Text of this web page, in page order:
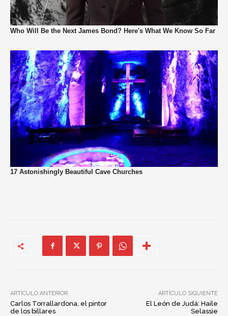
ARTÍCULO ANTERIOR
Carlos Torrallardona, el pintor
de los billares
ARTÍCULO SIGUIENTE
El León de Judá: Haile
Selassie